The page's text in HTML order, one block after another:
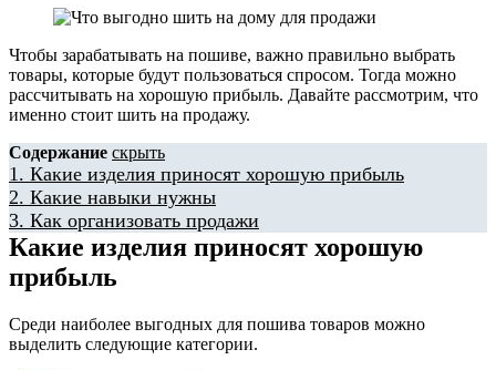
Чтобы зарабатывать на пошиве, важно правильно выбрать
товары, которые будут пользоваться спросом. Тогда можно
рассчитывать на хорошую прибыль. Давайте рассмотрим, что
именно стоит шить на продажу.
Содержание скрыть
1. Какие изделия приносят хорошую прибыль
2. Какие навыки нужны
3. Как организовать продажи
Какие изделия приносят хорошую
прибыль
Среди наиболее выгодных для пошива товаров можно
выделить следующие категории.